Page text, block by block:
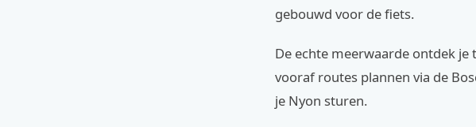
gebouwd voor de fiets.
De echte meerwaarde ontdek
vooraf routes plannen via de
je Nyon sturen.